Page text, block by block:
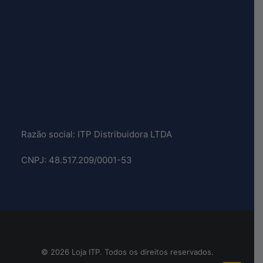
Razão social: ITP Distribuidora LTDA
CNPJ: 48.517.209/0001-53
© 2026 Loja ITP. Todos os direitos reservados.